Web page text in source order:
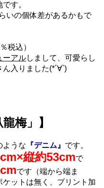
す。
いの個体差があるかもで
税込）
ーアルしまして、可愛らし
入りました(*´∀`)
梅」】
ような 『デニム』 です。
縦約53cmで
です（端から端ま
ットは無く、プリント加